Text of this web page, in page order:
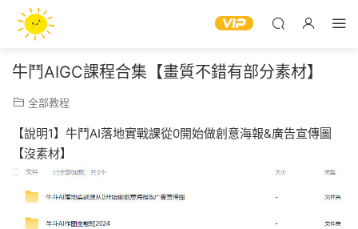
牛鬥AIGC課程合集【畫質不錯有部分素材】
全部教程
【說明1】牛鬥AI落地實戰課從0開始做創意海報&廣告宣傳圖
【沒素材】